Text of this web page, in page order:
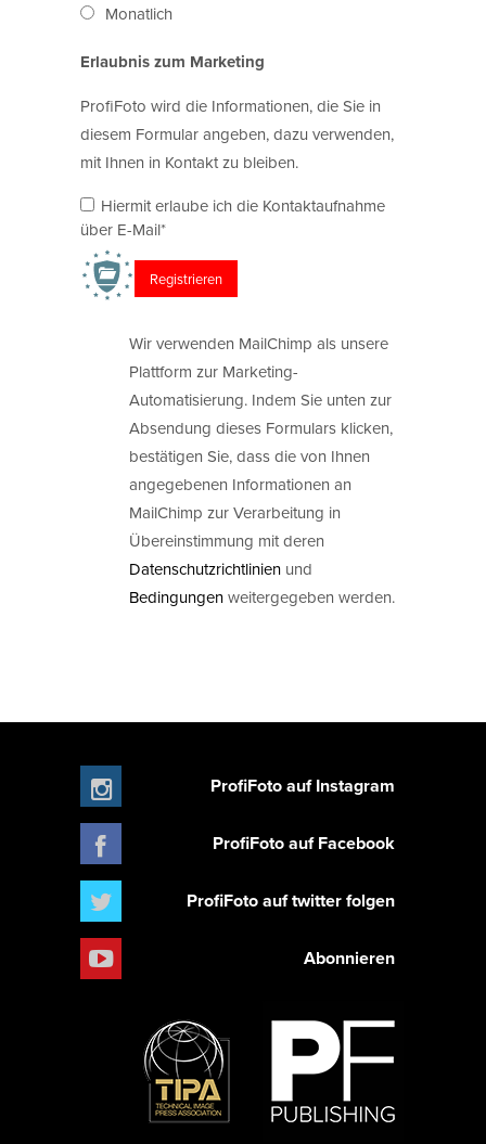
Monatlich
Erlaubnis zum Marketing
ProfiFoto wird die Informationen, die Sie in
diesem Formular angeben, dazu verwenden,
mit Ihnen in Kontakt zu bleiben.
Hiermit erlaube ich die Kontaktaufnahme
über E-Mail*
Wir verwenden MailChimp als unsere
Plattform zur Marketing-
Automatisierung. Indem Sie unten zur
Absendung dieses Formulars klicken,
bestätigen Sie, dass die von Ihnen
angegebenen Informationen an
MailChimp zur Verarbeitung in
Übereinstimmung mit deren
Datenschutzrichtlinien und
Bedingungenweitergegeben werden.
ProfiFoto auf Instagram
ProfiFoto auf Facebook
ProfiFoto auf twitter folgen
Abonnieren